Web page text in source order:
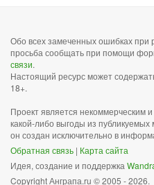
Обо всех замеченных ошибках при
просьба сообщать при помощи
связи.
Настоящий ресурс может
18+.
Проект является некоммерческим
какой-либо выгоды из публикуемых
он создан исключительно в
Обратная связь | Карта сайта
Идея, создание и поддержка
Copyright Анграпа.ru © 2005 - 2026.